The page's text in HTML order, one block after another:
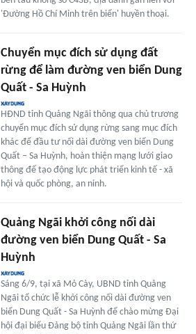
'Đường Hồ Chí Minh trên biển' huyền thoại.
Chuyển mục đích sử dụng đất
rừng để làm đường ven biển Dung
Quất - Sa Huỳnh
HĐND tỉnh Quảng Ngãi thông qua chủ trương
chuyển mục đích sử dụng rừng sang mục đích
khác để đầu tư nối dài đường ven biển Dung
Quất – Sa Huỳnh, hoàn thiện mạng lưới giao
thông để tạo động lực phát triển kinh tế - xã
hội và quốc phòng, an ninh.
Quảng Ngãi khởi công nối dài
đường ven biển Dung Quất - Sa
Huỳnh
Sáng 6/9, tại xã Mỏ Cày, UBND tỉnh Quảng
Ngãi tổ chức lễ khởi công nối dài đường ven
biển Dung Quất - Sa Huỳnh để chào mừng Đại
hội đại biểu Đảng bộ tỉnh Quảng Ngãi lần thứ